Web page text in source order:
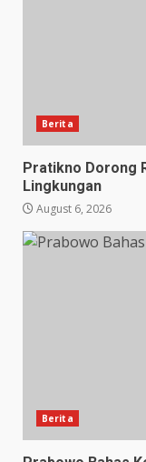
Berita
Pratikno Dorong
Lingkungan
August 6, 2026
Berita